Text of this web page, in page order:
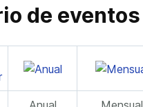
de eventos